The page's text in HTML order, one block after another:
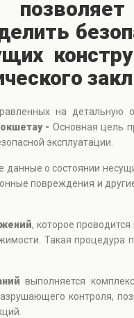
на детальную
- Основная цель
эксплуатации.
данные о состоянии
повреждения и
, которое
Такая процедура
выполняется
контроля,